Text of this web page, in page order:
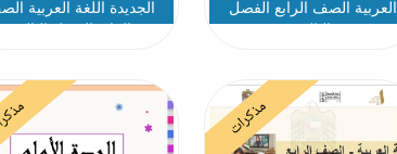
العربية الصف الرابع الفصل
الثالث
الجديدة اللغة العربية
الرابع الفصل الثالث
مذكرات